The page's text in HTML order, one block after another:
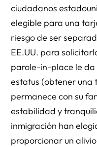
ciudadanos
elegible para una
riesgo de ser
EE.UU. para
parole-in-place le
estatus (obtener una
permanece con su
estabilidad y
inmigración han
proporcionar un